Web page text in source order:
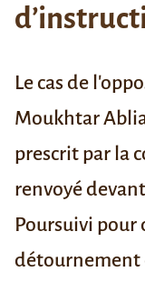
Le cas de
Moukhtar
prescrit par la
renvoyé
Poursuivi pour
détournement